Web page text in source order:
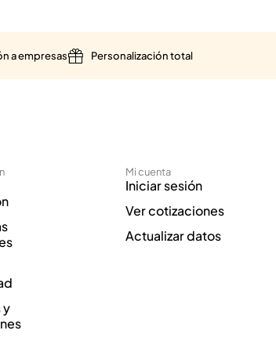
a empresas Personalización total
y
Mi cuenta
Iniciar sesión
Ver cotizaciones
Actualizar datos